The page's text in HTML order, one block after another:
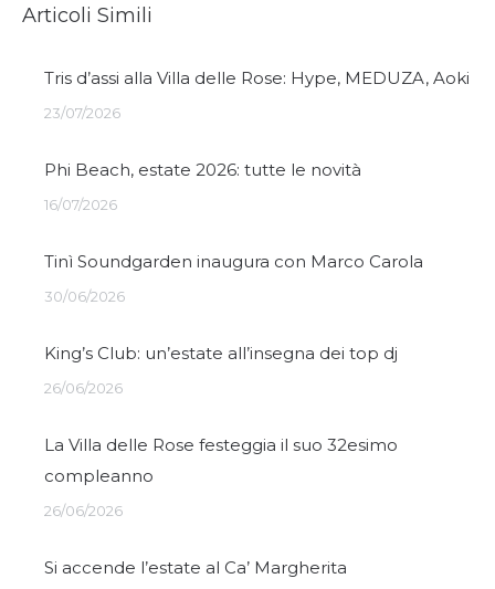
Articoli Simili
Tris d’assi alla Villa delle Rose: Hype, MEDUZA, Aoki
23/07/2026
Phi Beach, estate 2026: tutte le novità
16/07/2026
Tinì Soundgarden inaugura con Marco Carola
30/06/2026
King’s Club: un’estate all’insegna dei top dj
26/06/2026
La Villa delle Rose festeggia il suo 32esimo
compleanno
26/06/2026
Si accende l’estate al Ca’ Margherita